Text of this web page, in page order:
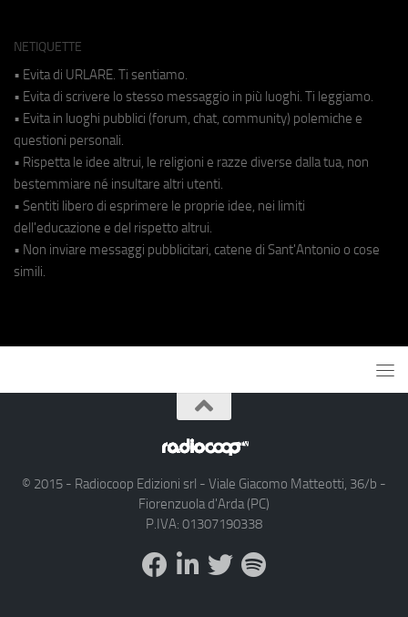
NETIQUETTE
• Evita di URLARE. Ti sentiamo.
• Evita di scrivere lo stesso messaggio in più luoghi. Ti leggiamo.
• Evita in luoghi pubblici (forum, chat, community) polemiche e
questioni personali.
• Rispetta le idee altrui, le religioni e razze diverse dalla tua, non
bestemmiare né insultare altri utenti.
• Sentiti libero di esprimere le proprie idee, nei limiti
dell'educazione e del rispetto altrui.
• Non inviare messaggi pubblicitari, catene di Sant'Antonio o cose
simili.
© 2015 - Radiocoop Edizioni srl - Viale Giacomo Matteotti, 36/b -
Fiorenzuola d'Arda (PC)
P.IVA: 01307190338